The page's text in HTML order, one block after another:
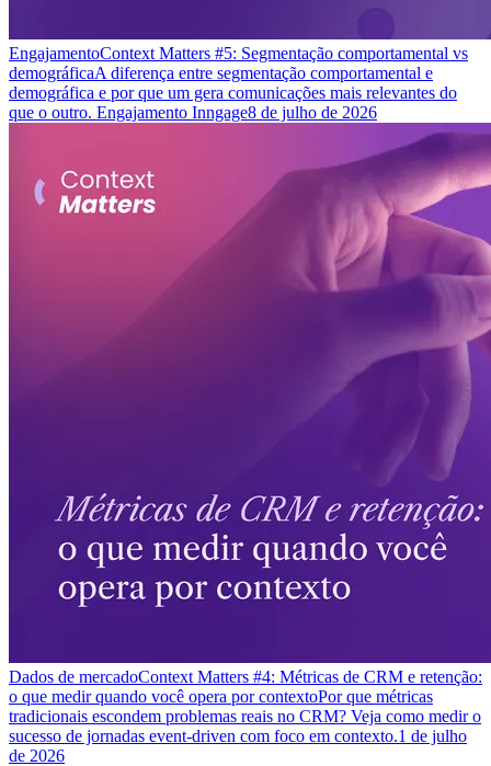
EngajamentoContext Matters #5: Segmentação comportamental vs
demográficaA diferença entre segmentação comportamental e
demográfica e por que um gera comunicações mais relevantes do
que o outro. Engajamento Inngage8 de julho de 2026
Dados de mercadoContext Matters #4: Métricas de CRM e retenção:
o que medir quando você opera por contextoPor que métricas
tradicionais escondem problemas reais no CRM? Veja como medir o
sucesso de jornadas event-driven com foco em contexto.1 de julho
de 2026